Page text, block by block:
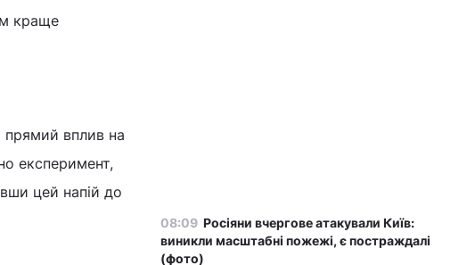
краще
прямий вплив на
експеримент,
цей напій до
08:09 Росіяни вчергове атакували Київ:
виникли масштабні пожежі, є постраждалі
(фото)